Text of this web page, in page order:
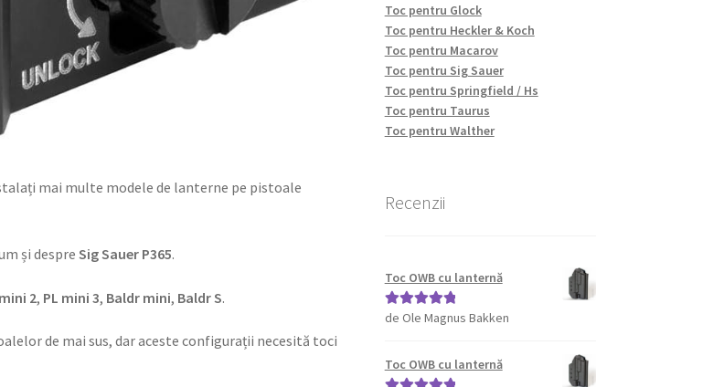
mai multe modele de lanterne pe pistoale
și despreSig Sauer P365.
2, PL mini 3, Baldr mini, Baldr S.
de mai sus, dar aceste configurații necesită toci
Toc pentru Glock
Toc pentru Heckler & Koch
Toc pentru Macarov
Toc pentru Sig Sauer
Toc pentru Springfield / Hs
Toc pentru Taurus
Toc pentru Walther
Recenzii
Toc OWB cu lanternă
Evaluat la5
de Ole Magnus Bakken
Toc OWB cu lanternă